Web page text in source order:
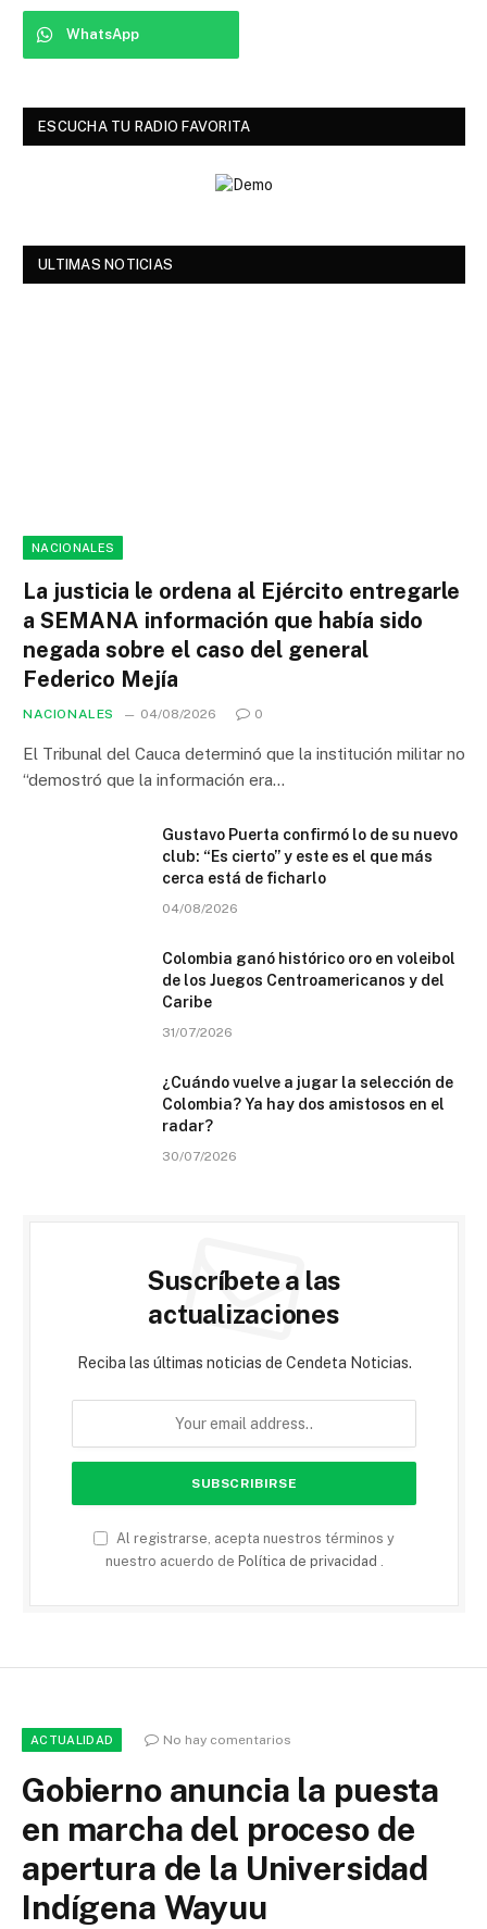
WhatsApp
ESCUCHA TU RADIO FAVORITA
ULTIMAS NOTICIAS
NACIONALES
La justicia le ordena al Ejército entregarle
a SEMANA información que había sido
negada sobre el caso del general
Federico Mejía
NACIONALES 04/08/2026 0
El Tribunal del Cauca determinó que la institución militar no
“demostró que la información era…
Gustavo Puerta confirmó lo de su nuevo
club: “Es cierto” y este es el que más
cerca está de ficharlo
04/08/2026
Colombia ganó histórico oro en voleibol
de los Juegos Centroamericanos y del
Caribe
31/07/2026
¿Cuándo vuelve a jugar la selección de
Colombia? Ya hay dos amistosos en el
radar?
30/07/2026
Suscríbete a las
actualizaciones
Reciba las últimas noticias de Cendeta Noticias.
Al registrarse, acepta nuestros términos y
nuestro acuerdo de Política de privacidad .
ACTUALIDAD No hay comentarios
Gobierno anuncia la puesta
en marcha del proceso de
apertura de la Universidad
Indígena Wayuu